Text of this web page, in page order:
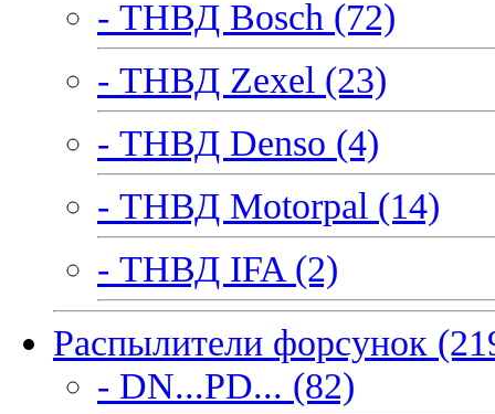
- ТНВД Bosch (72)
- ТНВД Zexel (23)
- ТНВД Denso (4)
- ТНВД Motorpal (14)
- ТНВД IFA (2)
Распылители форсунок
- DN...PD... (82)